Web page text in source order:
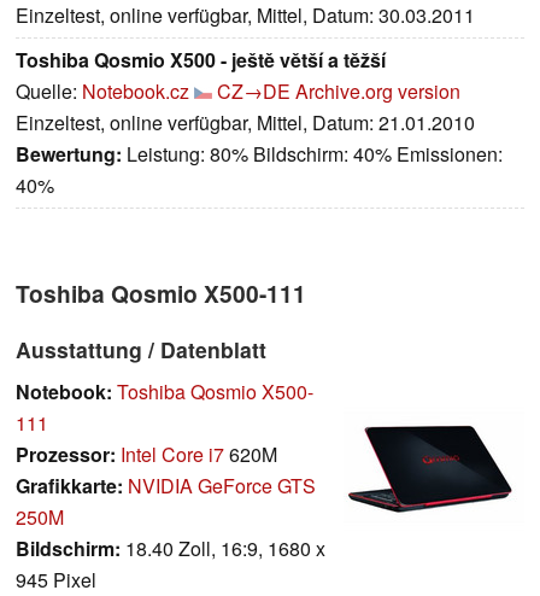
Einzeltest, online verfügbar, Mittel, Datum: 30.03.2011
Toshiba Qosmio X500 - ještě větší a těžší
Quelle: Notebook.cz CZ→DE Archive.org version
Einzeltest, online verfügbar, Mittel, Datum: 21.01.2010
Bewertung: Leistung: 80% Bildschirm: 40% Emissionen:
40%
Toshiba Qosmio X500-111
Ausstattung / Datenblatt
Notebook: Toshiba Qosmio X500-
111
Prozessor: Intel Core i7620M
Grafikkarte: NVIDIA GeForce GTS
250M
Bildschirm: 18.40 Zoll, 16:9, 1680 x
945 Pixel